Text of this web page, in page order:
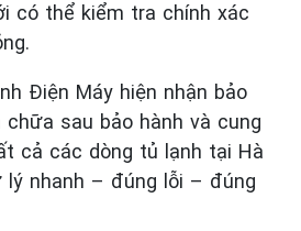
có thể kiểm tra chính xác
Điện Máy hiện nhận bảo
chữa sau bảo hành và cung
cả các dòng tủ lạnh tại Hà
nhanh – đúng lỗi – đúng